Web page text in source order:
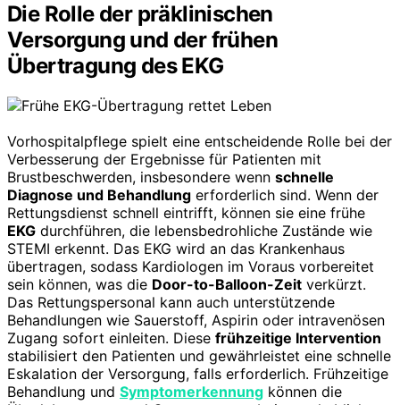
Die Rolle der präklinischen
Versorgung und der frühen
Übertragung des EKG
Vorhospitalpflege spielt eine entscheidende Rolle bei der
Verbesserung der Ergebnisse für Patienten mit
Brustbeschwerden, insbesondere wenn schnelle
Diagnose und Behandlung erforderlich sind. Wenn der
Rettungsdienst schnell eintrifft, können sie eine frühe
EKG durchführen, die lebensbedrohliche Zustände wie
STEMI erkennt. Das EKG wird an das Krankenhaus
übertragen, sodass Kardiologen im Voraus vorbereitet
sein können, was die Door-to-Balloon-Zeit verkürzt.
Das Rettungspersonal kann auch unterstützende
Behandlungen wie Sauerstoff, Aspirin oder intravenösen
Zugang sofort einleiten. Diese frühzeitige Intervention
stabilisiert den Patienten und gewährleistet eine schnelle
Eskalation der Versorgung, falls erforderlich. Frühzeitige
Behandlung und Symptomerkennung können die